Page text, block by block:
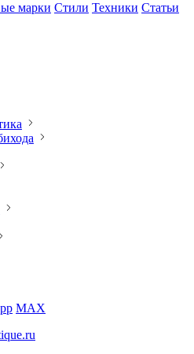
марки Стили Техники Статьи
MAX